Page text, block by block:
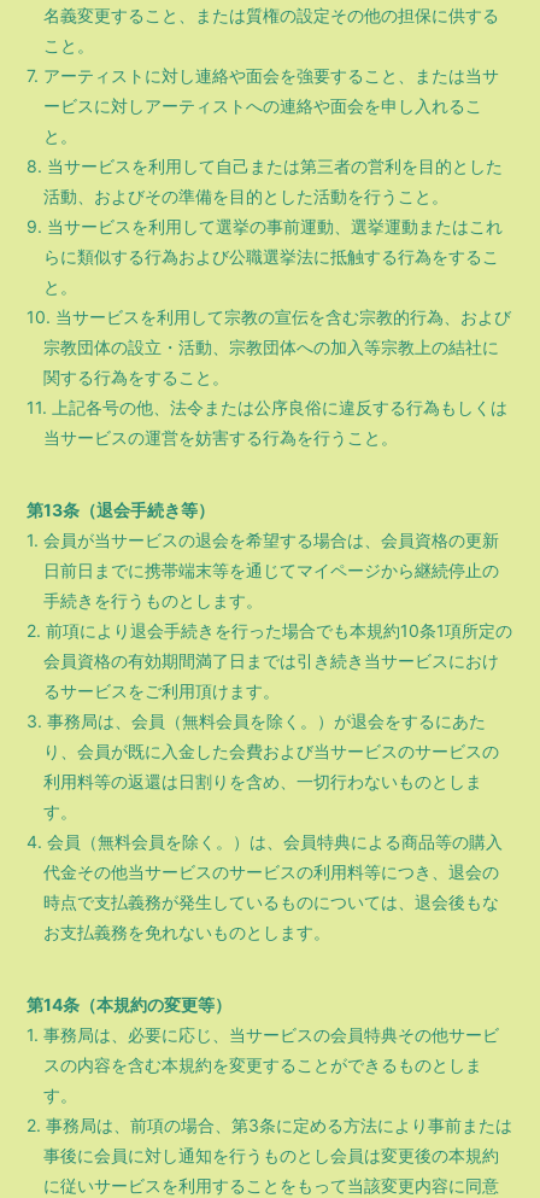
名義変更すること、または質権の設定その他の担保に供する
こと。
7. アーティストに対し連絡や面会を強要すること、または当サ
ービスに対しアーティストへの連絡や面会を申し入れるこ
と。
8. 当サービスを利用して自己または第三者の営利を目的とした
活動、およびその準備を目的とした活動を行うこと。
9. 当サービスを利用して選挙の事前運動、選挙運動またはこれ
らに類似する行為および公職選挙法に抵触する行為をするこ
と。
10. 当サービスを利用して宗教の宣伝を含む宗教的行為、および
宗教団体の設立・活動、宗教団体への加入等宗教上の結社に
関する行為をすること。
11. 上記各号の他、法令または公序良俗に違反する行為もしくは
当サービスの運営を妨害する行為を行うこと。
第13条（退会手続き等）
1. 会員が当サービスの退会を希望する場合は、会員資格の更新
日前日までに携帯端末等を通じてマイページから継続停止の
手続きを行うものとします。
2. 前項により退会手続きを行った場合でも本規約10条1項所定の
会員資格の有効期間満了日までは引き続き当サービスにおけ
るサービスをご利用頂けます。
3. 事務局は、会員（無料会員を除く。）が退会をするにあた
り、会員が既に入金した会費および当サービスのサービスの
利用料等の返還は日割りを含め、一切行わないものとしま
す。
4. 会員（無料会員を除く。）は、会員特典による商品等の購入
代金その他当サービスのサービスの利用料等につき、退会の
時点で支払義務が発生しているものについては、退会後もな
お支払義務を免れないものとします。
第14条（本規約の変更等）
1. 事務局は、必要に応じ、当サービスの会員特典その他サービ
スの内容を含む本規約を変更することができるものとしま
す。
2. 事務局は、前項の場合、第3条に定める方法により事前または
事後に会員に対し通知を行うものとし会員は変更後の本規約
に従いサービスを利用することをもって当該変更内容に同意